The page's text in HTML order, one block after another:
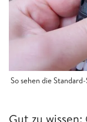
So sehen die
Gut zu